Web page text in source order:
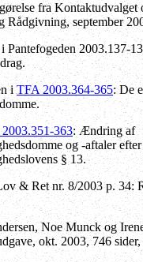
fra Kontaktudvalget
Rådgivning, september
i Pantefogeden 2003.137-
iTFA 2003.364-365: De
363: Ændring af
og -aftaler efter
§ 13.
& Ret nr. 8/2003 p. 34:
Noe Munck og
okt. 2003, 746